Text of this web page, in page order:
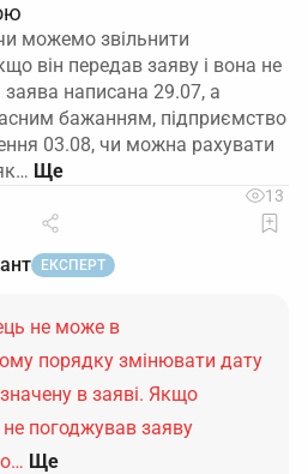
можемо звільнити
він передав заяву і вона не
написана 29.07, а
бажанням, підприємство
03.08, чи можна рахувати
13
ЕКСПЕРТ
не може в
порядку змінювати дату
в заяві. Якщо
погоджував заяву
Ще